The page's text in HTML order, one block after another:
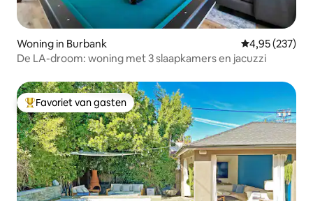
Woning in Burbank Gemiddelde
4,95 (237)
De LA-droom: woning met 3 slaapkamers en jacuzzi
Topfavoriet van gasten
Favoriet van gasten